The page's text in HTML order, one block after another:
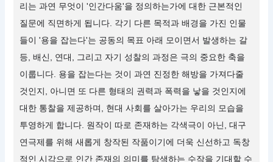
리는 과연 무엇이 '인간다움'을 정의하는가에 대한 근본적인
질문에 직면하게 됩니다. 각기 다른 목적과 배경을 가진 인물
들이 '용을 잡는다'는 공동의 목표 아래 모이면서 발생하는 갈
등, 배신, 연대, 그리고 자기 성찰의 과정은 극의 중요한 축을
이룹니다. 용을 잡는다는 것이 과연 진정한 해방을 가져다줄
것인지, 아니면 또 다른 형태의 권력과 폭력을 낳을 것인지에
대한 통찰을 제공하며, 현대 사회를 살아가는 우리의 모습을
투영하게 합니다. 원작이 따로 존재하는 각색극이 아닌, 대구
연극제를 위해 새롭게 창작된 작품이기에 더욱 신선하고 독창
적인 시각으로 인간 존재의 의미를 탐색하는 수작을 기대할 수